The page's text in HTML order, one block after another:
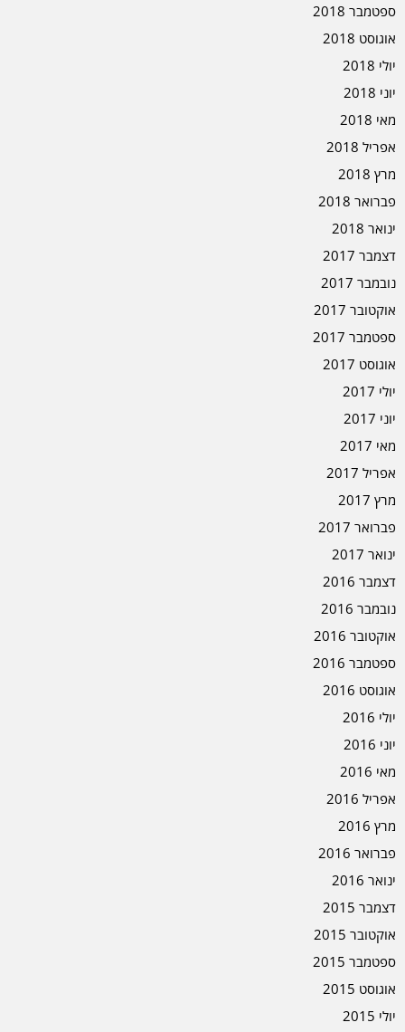
ספטמבר 2018
אוגוסט 2018
יולי 2018
יוני 2018
מאי 2018
אפריל 2018
מרץ 2018
פברואר 2018
ינואר 2018
דצמבר 2017
נובמבר 2017
אוקטובר 2017
ספטמבר 2017
אוגוסט 2017
יולי 2017
יוני 2017
מאי 2017
אפריל 2017
מרץ 2017
פברואר 2017
ינואר 2017
דצמבר 2016
נובמבר 2016
אוקטובר 2016
ספטמבר 2016
אוגוסט 2016
יולי 2016
יוני 2016
מאי 2016
אפריל 2016
מרץ 2016
פברואר 2016
ינואר 2016
דצמבר 2015
אוקטובר 2015
ספטמבר 2015
אוגוסט 2015
יולי 2015